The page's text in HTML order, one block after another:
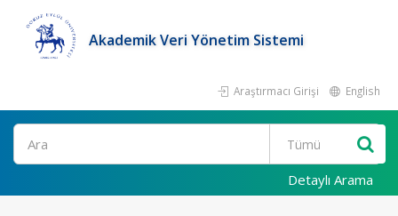
Akademik Veri Yönetim Sistemi
Araştırmacı Girişi English
Ara
Detaylı Arama